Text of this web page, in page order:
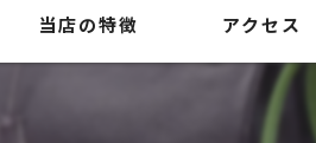
当店の特徴 アクセス
漫画特集